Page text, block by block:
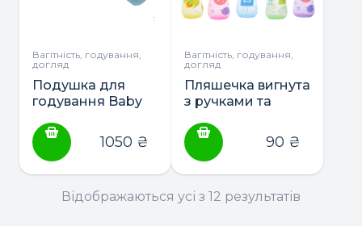
Вагітність, годування,
догляд
Подушка для
годування Baby
Long Velour”
170*52
1050 ₴
Вагітність, годування,
догляд
Пляшечка вигнута
з ручками та
соскою, 250мл ТМ
Lindo (Li135 )90 ₴
Відображаються усі з 12 результатів